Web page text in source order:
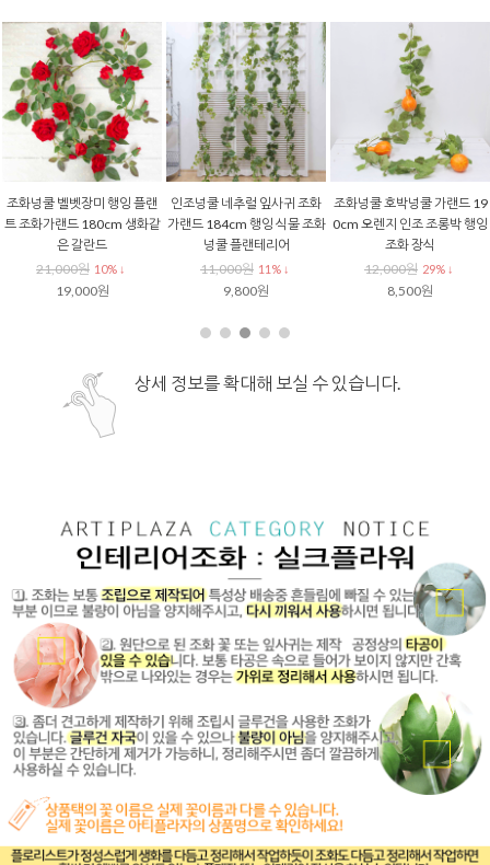
조화넝쿨 벨벳장미 행잉 플랜
트 조화가랜드 180cm 생화같
은 갈란드
21,000원 10% ↓
19,000원
인조넝쿨 네추럴 잎사귀 조화
가랜드 184cm 행잉 식물 조화
넝쿨 플랜테리어
11,000원 11% ↓
9,800원
조화넝쿨 호박넝쿨 가랜드 19
0cm 오렌지 인조 조롱박 행잉
조화 장식
12,000원 29% ↓
8,500원
상세 정보를 확대해 보실 수 있습니다.